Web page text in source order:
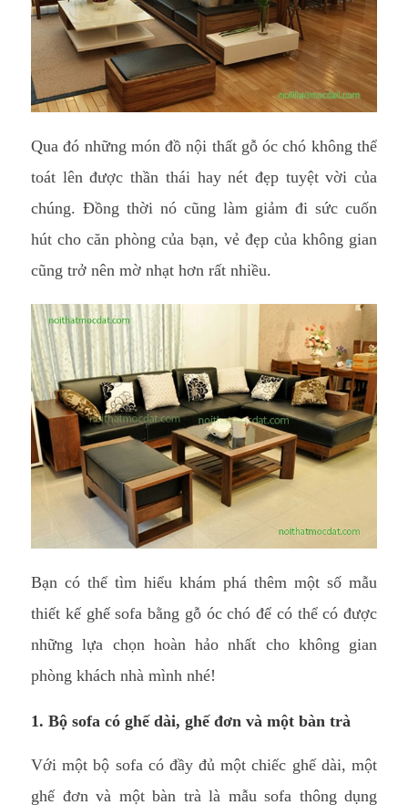
Qua đó những món đồ nội thất gỗ óc chó không thể
toát lên được thần thái hay nét đẹp tuyệt vời của
chúng. Đồng thời nó cũng làm giảm đi sức cuốn
hút cho căn phòng của bạn, vẻ đẹp của không gian
cũng trở nên mờ nhạt hơn rất nhiều.
Bạn có thể tìm hiểu khám phá thêm một số mẫu
thiết kế ghế sofa bằng gỗ óc chó để có thể có được
những lựa chọn hoàn hảo nhất cho không gian
phòng khách nhà mình nhé!
1. Bộ sofa có ghế dài, ghế đơn và một bàn trà
Với một bộ sofa có đầy đủ một chiếc ghế dài, một
ghế đơn và một bàn trà là mẫu sofa thông dụng